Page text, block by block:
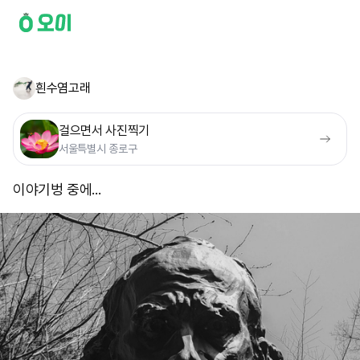
흰수염고래
걸으면서 사진찍기
서울특별시 종로구
이야기벙 중에...